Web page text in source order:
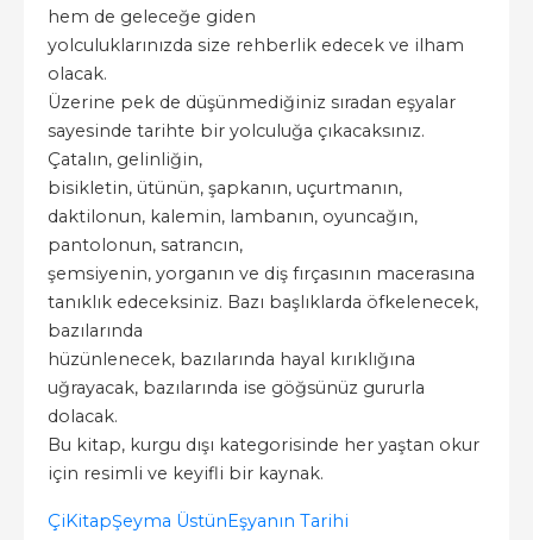
hem de geleceğe giden
yolculuklarınızda size rehberlik edecek ve ilham
olacak.
Üzerine pek de düşünmediğiniz sıradan eşyalar
sayesinde tarihte bir yolculuğa çıkacaksınız.
Çatalın, gelinliğin,
bisikletin, ütünün, şapkanın, uçurtmanın,
daktilonun, kalemin, lambanın, oyuncağın,
pantolonun, satrancın,
şemsiyenin, yorganın ve diş fırçasının macerasına
tanıklık edeceksiniz. Bazı başlıklarda öfkelenecek,
bazılarında
hüzünlenecek, bazılarında hayal kırıklığına
uğrayacak, bazılarında ise göğsünüz gururla
dolacak.
Bu kitap, kurgu dışı kategorisinde her yaştan okur
için resimli ve keyifli bir kaynak.
ÇiKitapŞeyma ÜstünEşyanın Tarihi